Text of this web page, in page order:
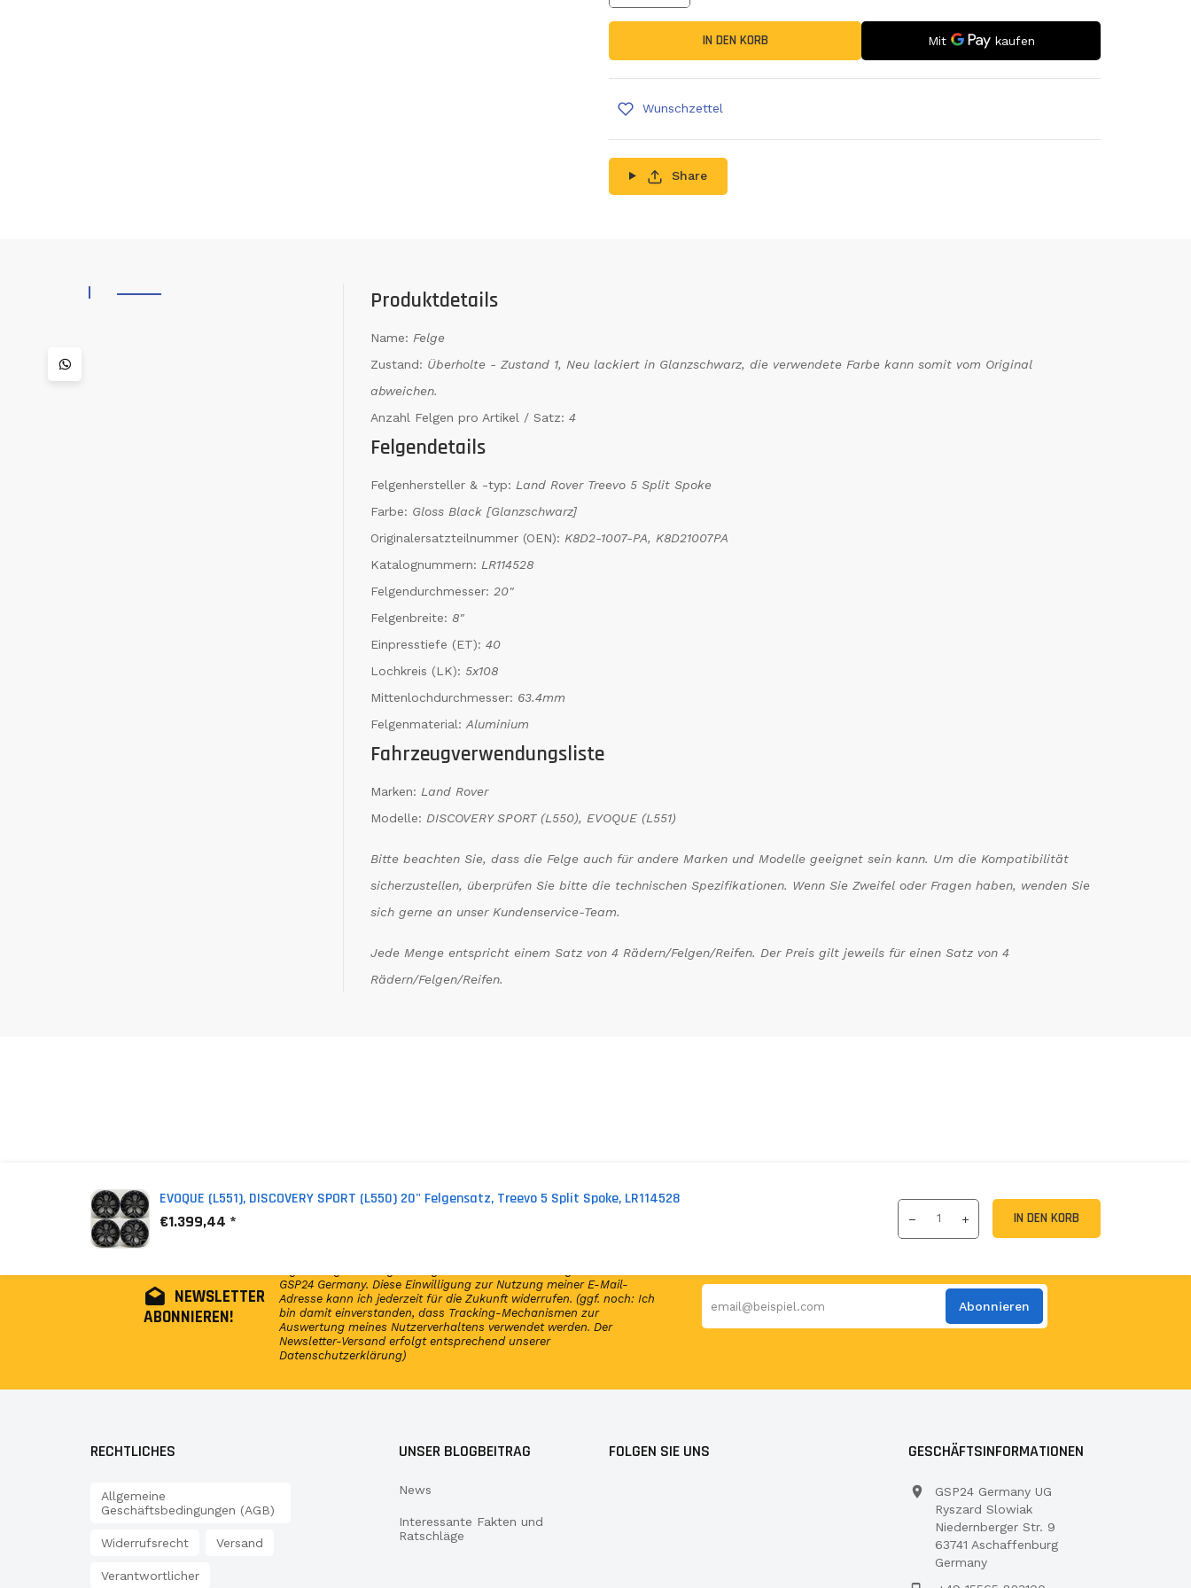
Menge erhöhen
IN DEN KORB
Wunschzettel
Share
Produktdetails
Name: Felge
Zustand: Überholte - Zustand 1, Neu lackiert in Glanzschwarz, die verwendete Farbe kann somit vom Original
abweichen.
Anzahl Felgen pro Artikel / Satz: 4
Felgendetails
Felgenhersteller & -typ: Land Rover Treevo 5 Split Spoke
Farbe: Gloss Black [Glanzschwarz]
Originalersatzteilnummer (OEN): K8D2-1007-PA, K8D21007PA
Katalognummern: LR114528
Felgendurchmesser: 20"
Felgenbreite: 8"
Einpresstiefe (ET): 40
Lochkreis (LK): 5x108
Mittenlochdurchmesser: 63.4mm
Felgenmaterial: Aluminium
Fahrzeugverwendungsliste
Marken: Land Rover
Modelle: DISCOVERY SPORT (L550), EVOQUE (L551)
Bitte beachten Sie, dass die Felge auch für andere Marken und Modelle geeignet sein kann. Um die Kompatibilität
sicherzustellen, überprüfen Sie bitte die technischen Spezifikationen. Wenn Sie Zweifel oder Fragen haben, wenden Sie
sich gerne an unser Kundenservice-Team.
Jede Menge entspricht einem Satz von 4 Rädern/Felgen/Reifen. Der Preis gilt jeweils für einen Satz von 4
Rädern/Felgen/Reifen.
EVOQUE (L551), DISCOVERY SPORT (L550) 20" Felgensatz, Treevo 5 Split Spoke, LR114528
€1.399,44 * IN DEN KORB
NEWSLETTER
ABONNIEREN!
GSP24 Germany. Diese Einwilligung zur Nutzung meiner E-Mail-
Adresse kann ich jederzeit für die Zukunft widerrufen. (ggf. noch: Ich
bin damit einverstanden, dass Tracking-Mechanismen zur
Auswertung meines Nutzerverhaltens verwendet werden. Der
Newsletter-Versand erfolgt entsprechend unserer
Datenschutzerklärung)
Abonnieren
RECHTLICHES
Allgemeine
Geschäftsbedingungen (AGB)
Widerrufsrecht Versand
Verantwortlicher
UNSER BLOGBEITRAG
News
Interessante Fakten und
Ratschläge
FOLGEN SIE UNS GESCHÄFTSINFORMATIONEN
GSP24 Germany UG
Ryszard Slowiak
Niedernberger Str. 9
63741 Aschaffenburg
Germany